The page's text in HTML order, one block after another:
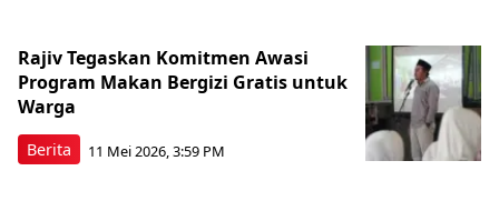
Berita
Rajiv Tegaskan Komitmen Awasi
Program Makan Bergizi Gratis untuk
Warga
11 Mei 2026, 3:59 PM